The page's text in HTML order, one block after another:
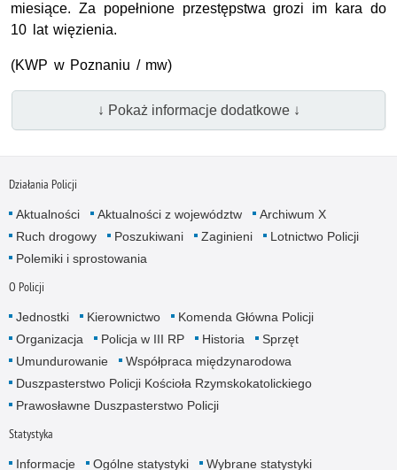
miesiące. Za popełnione przestępstwa grozi im kara do
10 lat więzienia.
(KWP w Poznaniu / mw)
↓ Pokaż informacje dodatkowe ↓
Działania Policji
Aktualności Aktualności z województw
Archiwum X
Ruch drogowy
Poszukiwani Zaginieni
Lotnictwo Policji
Polemiki i sprostowania
O Policji
Jednostki Kierownictwo
Komenda Główna Policji
Organizacja
Policja w III RP Historia
Sprzęt
Umundurowanie
Współpraca międzynarodowa
Duszpasterstwo Policji Kościoła Rzymskokatolickiego
Prawosławne Duszpasterstwo Policji
Statystyka
Informacje Ogólne statystyki
Wybrane statystyki